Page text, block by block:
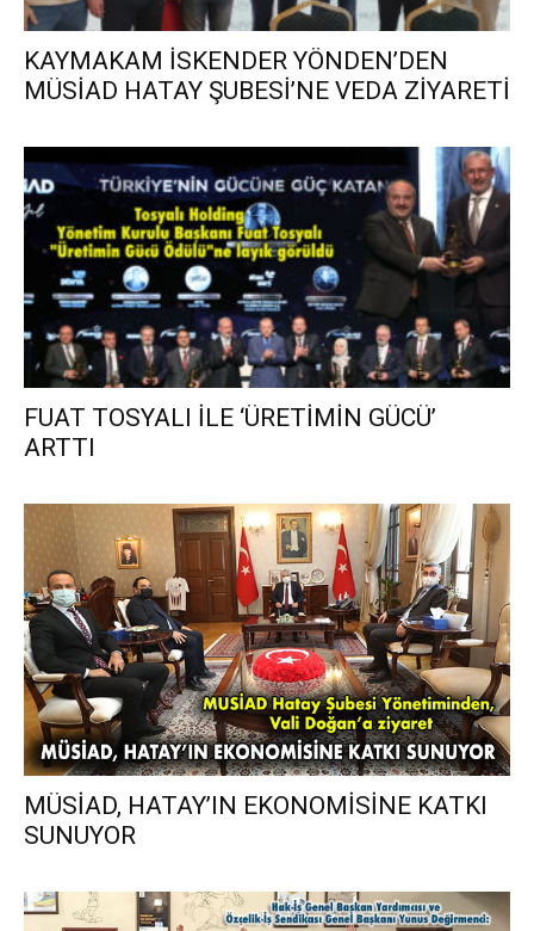
KAYMAKAM İSKENDER YÖNDEN’DEN
MÜSİAD HATAY ŞUBESİ’NE VEDA ZİYARETİ
FUAT TOSYALI İLE ‘ÜRETİMİN GÜCÜ’
ARTTI
MÜSİAD, HATAY’IN EKONOMİSİNE KATKI
SUNUYOR